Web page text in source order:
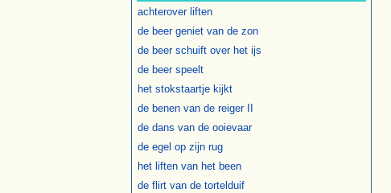
achterover liften
de beer geniet van de zon
de beer schuift over het ijs
de beer speelt
het stokstaartje kijkt
de benen van de reiger II
de dans van de ooievaar
de egel op zijn rug
het liften van het been
de flirt van de tortelduif